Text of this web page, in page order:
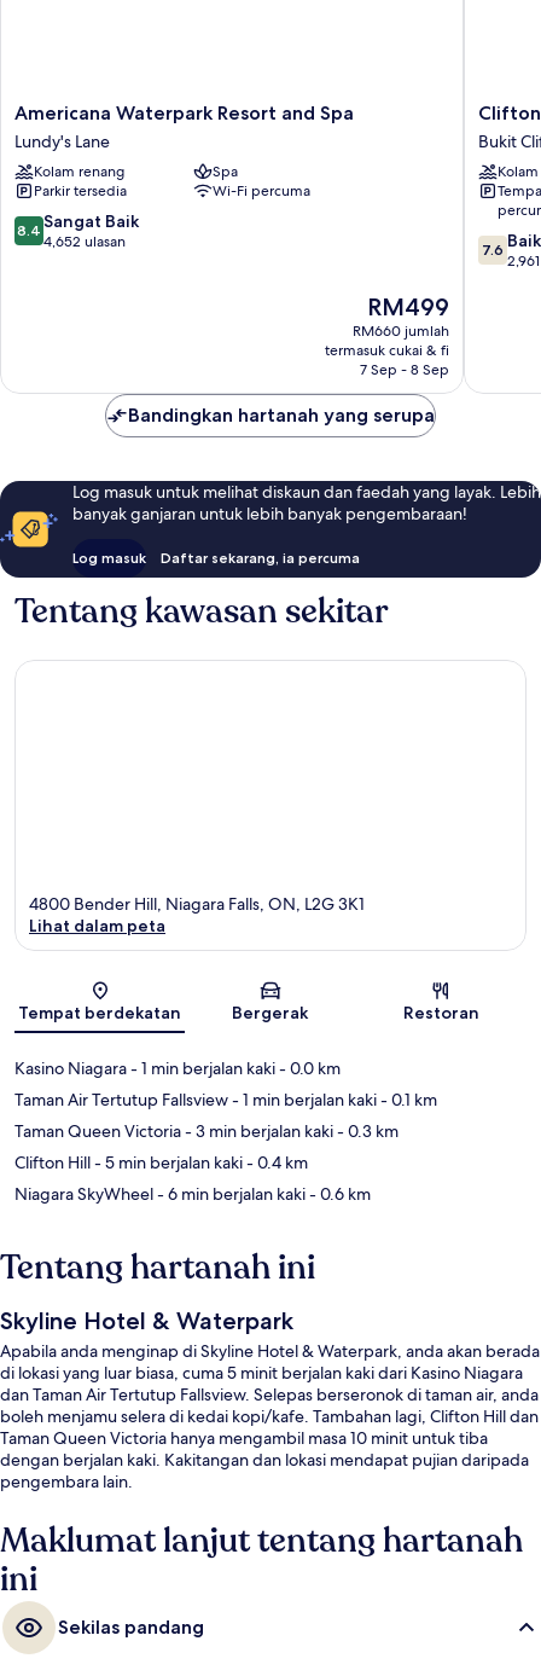
Americana
Waterpark
Resort
and
Spa
Lundy's
Lane
Americana Waterpark Resort and Spa
Lundy's Lane
Kolam renang
Spa
Parkir tersedia
Wi-Fi percuma
8.4
daripada
8.4 Sangat Baik
4,652 ulasan
Harga
ialah
RM499
RM499
RM660 jumlah
termasuk cukai & fi
7 Sep - 8 Sep
Clifton
Victoria
Inn
at
the
Falls
Bukit
Clifton
Bukit
7.6
7.6 Baik
Bandingkan hartanah yang serupa
Log masuk untuk melihat diskaun dan faedah yang layak. Lebih
banyak ganjaran untuk lebih banyak pengembaraan!
Log masuk Daftar sekarang, ia percuma
Tentang kawasan sekitar
Peta
4800 Bender Hill, Niagara Falls, ON, L2G 3K1
Lihat dalam peta
Tempat berdekatan Bergerak Restoran
Kasino Niagara- 1 min berjalan kaki- 0.0 km
Taman Air Tertutup Fallsview- 1 min berjalan kaki- 0.1 km
Taman Queen Victoria- 3 min berjalan kaki- 0.3 km
Clifton Hill- 5 min berjalan kaki- 0.4 km
Niagara SkyWheel- 6 min berjalan kaki- 0.6 km
Tentang hartanah ini
Skyline Hotel & Waterpark
Apabila anda menginap di Skyline Hotel & Waterpark, anda akan berada
di lokasi yang luar biasa, cuma 5 minit berjalan kaki dari Kasino Niagara
dan Taman Air Tertutup Fallsview. Selepas berseronok di taman air, anda
boleh menjamu selera di kedai kopi/kafe. Tambahan lagi, Clifton Hill dan
Taman Queen Victoria hanya mengambil masa 10 minit untuk tiba
dengan berjalan kaki. Kakitangan dan lokasi mendapat pujian daripada
pengembara lain.
Maklumat lanjut tentang hartanah
ini
Sekilas pandang